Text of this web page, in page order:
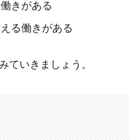
きがある
る働きがある
ていきましょう。